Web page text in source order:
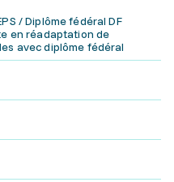
/ Diplôme fédéral DF
en réadaptation de
avec diplôme fédéral